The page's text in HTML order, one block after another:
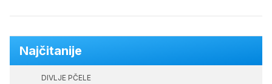
Najčitanije
DIVLJE PČELE